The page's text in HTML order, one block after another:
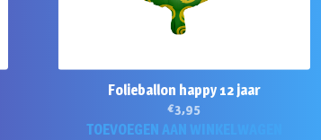
Folieballon happy 12 jaar
€3,95
TOEVOEGEN AAN WINKELWAGEN